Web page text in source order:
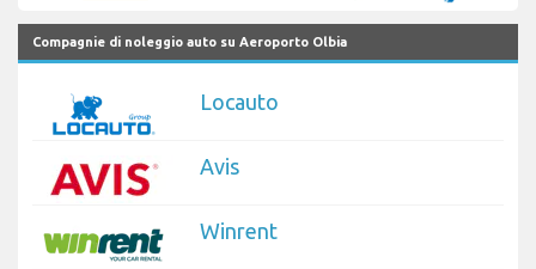
Compagnie di noleggio auto su Aeroporto Olbia
Locauto
Avis
Winrent